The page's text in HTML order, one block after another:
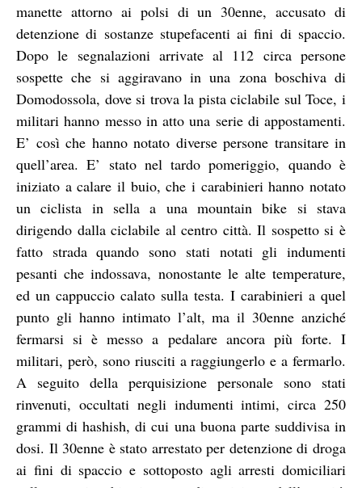
manette attorno ai polsi di un 30enne, accusato di
detenzione di sostanze stupefacenti ai fini di spaccio.
Dopo le segnalazioni arrivate al 112 circa persone
sospette che si aggiravano in una zona boschiva di
Domodossola, dove si trova la pista ciclabile sul Toce, i
militari hanno messo in atto una serie di appostamenti.
E’ così che hanno notato diverse persone transitare in
quell’area. E’ stato nel tardo pomeriggio, quando è
iniziato a calare il buio, che i carabinieri hanno notato
un ciclista in sella a una mountain bike si stava
dirigendo dalla ciclabile al centro città. Il sospetto si è
fatto strada quando sono stati notati gli indumenti
pesanti che indossava, nonostante le alte temperature,
ed un cappuccio calato sulla testa. I carabinieri a quel
punto gli hanno intimato l’alt, ma il 30enne anziché
fermarsi si è messo a pedalare ancora più forte. I
militari, però, sono riusciti a raggiungerlo e a fermarlo.
A seguito della perquisizione personale sono stati
rinvenuti, occultati negli indumenti intimi, circa 250
grammi di hashish, di cui una buona parte suddivisa in
dosi. Il 30enne è stato arrestato per detenzione di droga
ai fini di spaccio e sottoposto agli arresti domiciliari